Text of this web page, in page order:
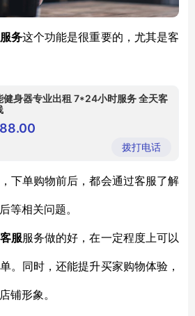
务这个功能是很重要的，尤其是客
健身器专业出租 7*24小时服务 全天客
拨打电话
下单购物前后，都会通过客服了解
等相关问题。
客服服务做的好，在一定程度上可以
。同时，还能提升买家购物体验，
铺形象。